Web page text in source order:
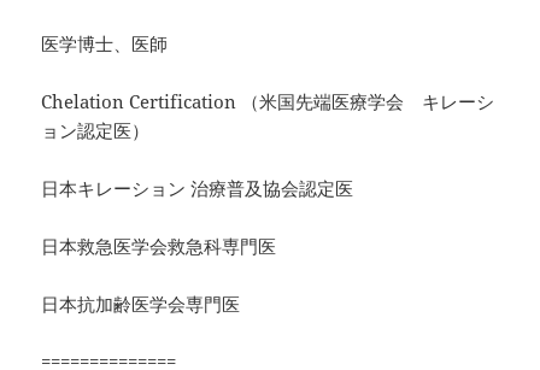
医学博士、医師
Chelation Certification （米国先端医療学会 キレーシ
ョン認定医）
日本キレーション 治療普及協会認定医
日本救急医学会救急科専門医
日本抗加齢医学会専門医
==============